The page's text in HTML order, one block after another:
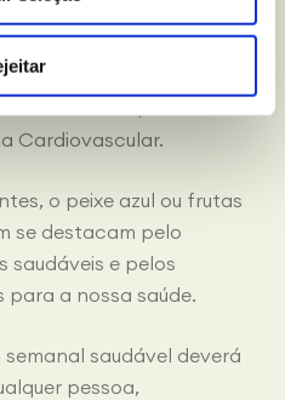
tanto para
A sua composição,
Cardiovascular.
o peixe azul ou frutas
se destacam pelo
saudáveis e pelos
a nossa saúde.
saudável deverá
pessoa,